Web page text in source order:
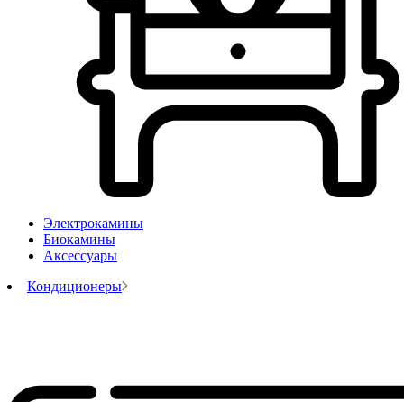
Электрокамины
Биокамины
Аксессуары
Кондиционеры